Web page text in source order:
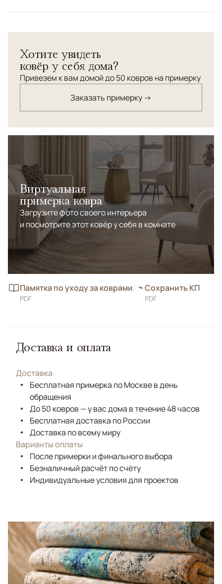
натуральной шерсти и украшен изысканным
флоральным узором на светлом фоне. Его
благородные оттенки и тонкая проработка деталей
выразительным акцентом в интерьере.
Хотите увидеть
ковёр у себя дома?
Привезем к вам домой до 50 ковров на примерку
Заказать примерку →
Виртуальная
примерка ковра
Загрузите фото своего интерьера
и посмотрите этот ковёр у себя в комнате
Памятка по уходу за коврами
PDF
Сохранить КП
PDF
Доставка и оплата
Доставка
Бесплатная примерка по Москве в день
обращения
До 50 ковров — у вас дома в течение 48 часов
Бесплатная доставка по России
Доставка по всему миру
Варианты оплаты
После примерки и финального выбора
Безналичный расчёт по счёту
Индивидуальные условия для проектов